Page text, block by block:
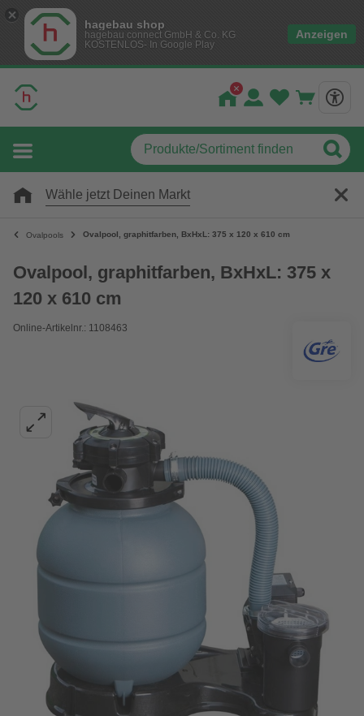
hagebau shop
hagebau connect GmbH & Co. KG
KOSTENLOS- In Google Play
Anzeigen
Wähle jetzt Deinen Markt
Ovalpools Ovalpool, graphitfarben, BxHxL: 375 x 120 x 610 cm
Ovalpool, graphitfarben, BxHxL: 375 x
120 x 610 cm
Online-Artikelnr.: 1108463